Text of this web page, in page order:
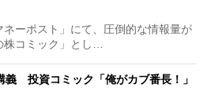
ーポスト」にて、圧倒的な情報量が
株コミック」とし…
義 投資コミック「俺がカブ番長！」